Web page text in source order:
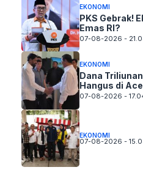
EKONOMI
PKS Gebrak!
Emas RI?
07-08-2026 -
EKONOMI
Dana
Hangus di
07-08-2026 -
EKONOMI
07-08-2026 -